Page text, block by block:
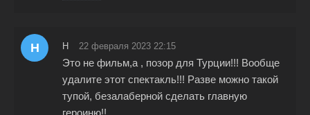
Н Н 22 февраля 2023 22:15
Это не фильм,а , позор для Турции!!! Вообще
удалите этот спектакль!!! Разве можно такой
тупой, безалаберной сделать главную
героиню!!